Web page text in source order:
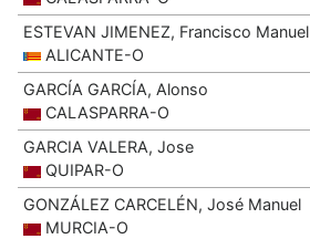
ESTEVAN JIMENEZ, Francisco Manuel
ALICANTE-O
GARCÍA GARCÍA, Alonso
CALASPARRA-O
GARCIA VALERA, Jose
QUIPAR-O
GONZÁLEZ CARCELÉN, José Manuel
MURCIA-O